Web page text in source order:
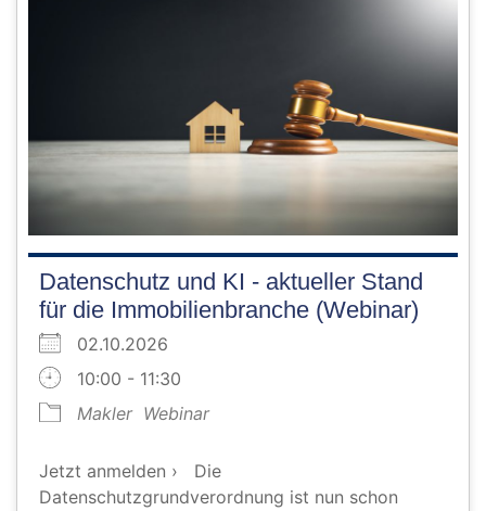
Datenschutz und KI - aktueller Stand
für die Immobilienbranche (Webinar)
02.10.2026
10:00 - 11:30
Makler Webinar
Jetzt anmelden › Die
Datenschutzgrundverordnung ist nun schon